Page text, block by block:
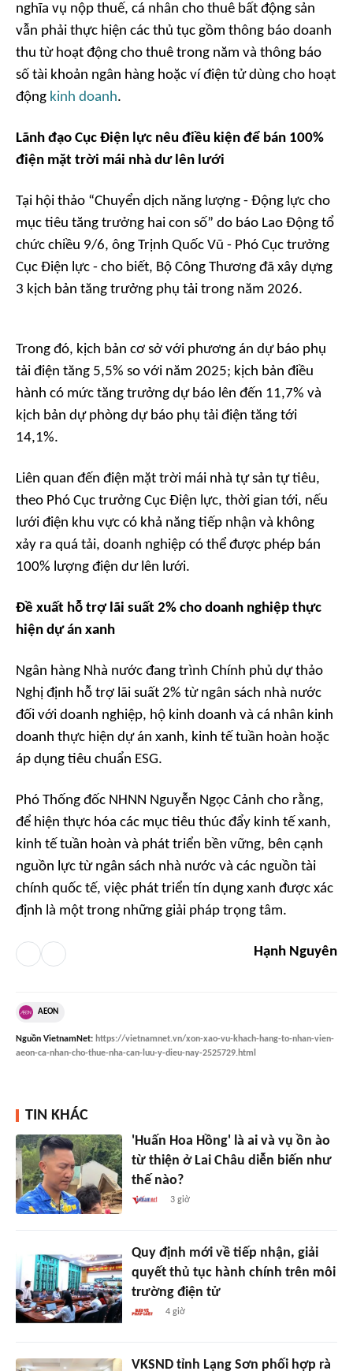
nghĩa vụ nộp thuế, cá nhân cho thuê bất động sản
vẫn phải thực hiện các thủ tục gồm thông báo doanh
thu từ hoạt động cho thuê trong năm và thông báo
số tài khoản ngân hàng hoặc ví điện tử dùng cho hoạt
động kinh doanh.
Lãnh đạo Cục Điện lực nêu điều kiện để bán 100%
điện mặt trời mái nhà dư lên lưới
Tại hội thảo “Chuyển dịch năng lượng - Động lực cho
mục tiêu tăng trưởng hai con số” do báo Lao Động tổ
chức chiều 9/6, ông Trịnh Quốc Vũ - Phó Cục trưởng
Cục Điện lực - cho biết, Bộ Công Thương đã xây dựng
3 kịch bản tăng trưởng phụ tải trong năm 2026.
Trong đó, kịch bản cơ sở với phương án dự báo phụ
tải điện tăng 5,5% so với năm 2025; kịch bản điều
hành có mức tăng trưởng dự báo lên đến 11,7% và
kịch bản dự phòng dự báo phụ tải điện tăng tới
14,1%.
Liên quan đến điện mặt trời mái nhà tự sản tự tiêu,
theo Phó Cục trưởng Cục Điện lực, thời gian tới, nếu
lưới điện khu vực có khả năng tiếp nhận và không
xảy ra quá tải, doanh nghiệp có thể được phép bán
100% lượng điện dư lên lưới.
Đề xuất hỗ trợ lãi suất 2% cho doanh nghiệp thực
hiện dự án xanh
Ngân hàng Nhà nước đang trình Chính phủ dự thảo
Nghị định hỗ trợ lãi suất 2% từ ngân sách nhà nước
đối với doanh nghiệp, hộ kinh doanh và cá nhân kinh
doanh thực hiện dự án xanh, kinh tế tuần hoàn hoặc
áp dụng tiêu chuẩn ESG.
Phó Thống đốc NHNN Nguyễn Ngọc Cảnh cho rằng,
để hiện thực hóa các mục tiêu thúc đẩy kinh tế xanh,
kinh tế tuần hoàn và phát triển bền vững, bên cạnh
nguồn lực từ ngân sách nhà nước và các nguồn tài
chính quốc tế, việc phát triển tín dụng xanh được xác
định là một trong những giải pháp trọng tâm.
Hạnh Nguyên
AEON
Nguồn VietnamNet: https://vietnamnet.vn/xon-xao-vu-khach-hang-to-nhan-vien-
aeon-ca-nhan-cho-thue-nha-can-luu-y-dieu-nay-2525729.html
TIN KHÁC
'Huấn Hoa Hồng' là ai và vụ ồn ào
từ thiện ở Lai Châu diễn biến như
thế nào?
3 giờ
Quy định mới về tiếp nhận, giải
quyết thủ tục hành chính trên môi
trường điện tử
4 giờ
VKSND tỉnh Lạng Sơn phối hợp rà